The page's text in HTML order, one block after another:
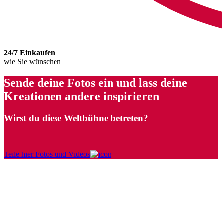
24/7 Einkaufen
wie Sie wünschen
Sende deine Fotos ein und lass deine
Kreationen andere inspirieren
Wirst du diese Weltbühne betreten?
Teile hier Fotos und Videos